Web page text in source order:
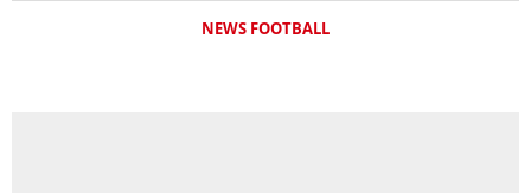
NEWS FOOTBALL